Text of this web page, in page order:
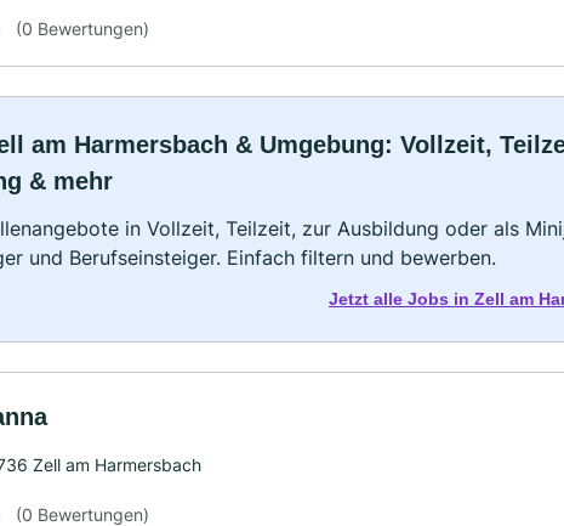
(0 Bewertungen)
am Harmersbach & Umgebung: Vollzeit,
& mehr
in Vollzeit, Teilzeit, zur Ausbildung oder als
und Berufseinsteiger. Einfach filtern und bewerben.
Jetzt alle Jobs in Zell am
Zell am Harmersbach
(0 Bewertungen)